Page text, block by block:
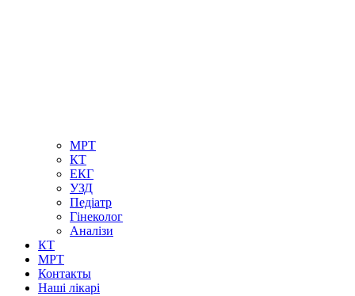
МРТ
КТ
ЕКГ
УЗД
Педіатр
Гінеколог
Аналізи
КТ
МРТ
Контакты
Наші лікарі